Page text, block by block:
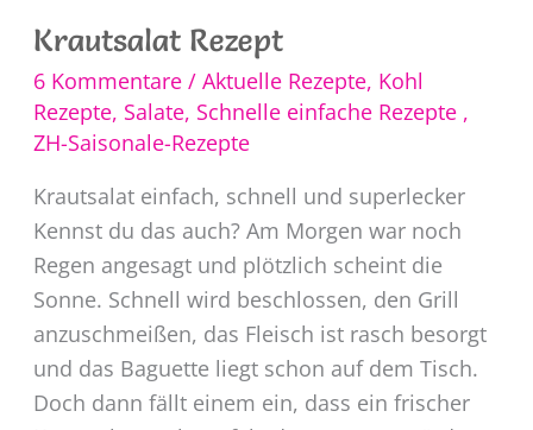
Krautsalat Rezept
6 Kommentare / Aktuelle Rezepte, Kohl
Rezepte, Salate, Schnelle einfache Rezepte ,
ZH-Saisonale-Rezepte
Krautsalat einfach, schnell und superlecker
Kennst du das auch? Am Morgen war noch
Regen angesagt und plötzlich scheint die
Sonne. Schnell wird beschlossen, den Grill
anzuschmeißen, das Fleisch ist rasch besorgt
und das Baguette liegt schon auf dem Tisch.
Doch dann fällt einem ein, dass ein frischer